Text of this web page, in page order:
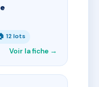
12 lots
Voir la fiche →